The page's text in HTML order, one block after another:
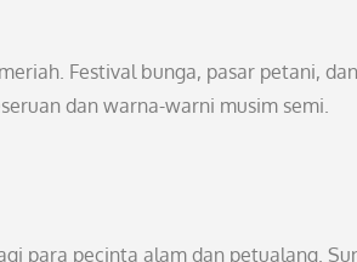
Festival bunga, pasar petani, dan
dan warna-warni musim semi.
para pecinta alam dan petualang.